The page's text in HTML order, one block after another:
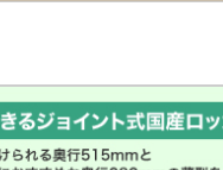
天板 幅
285139 1枚
品）
カゴ